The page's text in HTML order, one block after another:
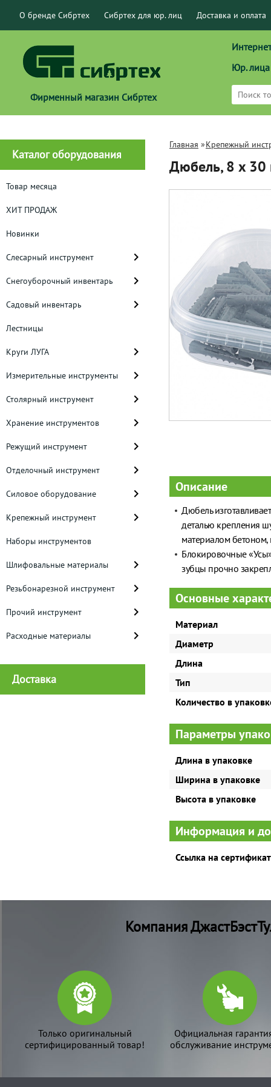
О бренде Сибртех Сибртех для юр. лиц Доставка и оплата
Фирменный магазин Сибртех
Юр. лица
Каталог оборудования
Товар месяца
ХИТ ПРОДАЖ
Новинки
Слесарный инструмент
Снегоуборочный инвентарь
Садовый инвентарь
Лестницы
Круги ЛУГА
Измерительные инструменты
Столярный инструмент
Хранение инструментов
Режущий инструмент
Отделочный инструмент
Силовое оборудование
Крепежный инструмент
Наборы инструментов
Шлифовальные материалы
Резьбонарезной инструмент
Прочий инструмент
Расходные материалы
Доставка
Главная »Крепежный
Дюбель, 8 x
Описание
Дюбель
деталью крепления
материалом
Блокировочные
зубцы прочно
Основные
Материал
Диаметр
Длина
Тип
Количество в
Параметры
Длина в упаковке
Ширина в упаковке
Высота в упаковке
Информация и
Ссылка на сертификат
Компания
Только оригинальный
сертифицированный товар!
Официальная
обслуживание